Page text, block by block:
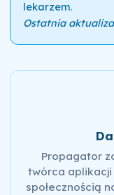
lekarzem.
Ostatnia
Propagator
twórca aplikacji
społecznością